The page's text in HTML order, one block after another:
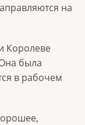
на
Королеве
была
в рабочем